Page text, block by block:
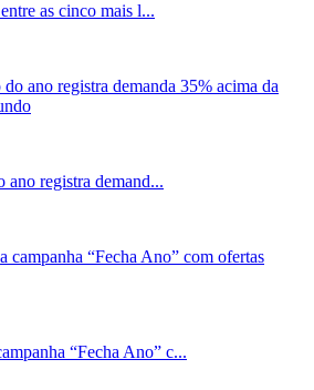
as cinco mais l...
registra demand...
“Fecha Ano” c...